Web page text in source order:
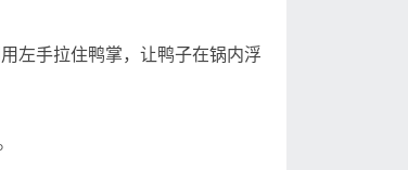
手拉住鸭掌，让鸭子在锅内浮